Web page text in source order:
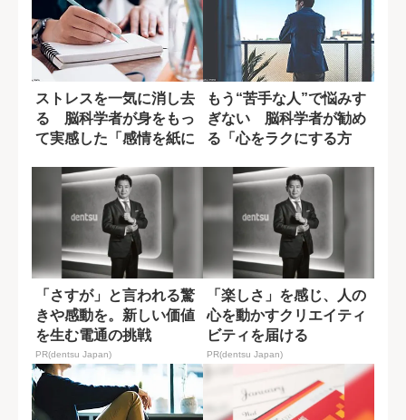
ストレスを一気に消し去
る 脳科学者が身をもっ
て実感した「感情を紙に
もう“苦手な人”で悩みす
ぎない 脳科学者が勧め
る「心をラクにする方
「さすが」と言われる驚
きや感動を。新しい価値
を生む電通の挑戦
PR(dentsu Japan)
「楽しさ」を感じ、人の
心を動かすクリエイティ
ビティを届ける
PR(dentsu Japan)